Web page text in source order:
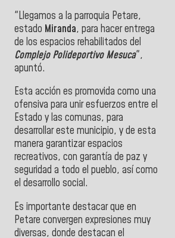
"Llegamos a la parroquia Petare,
estado Miranda, para hacer entrega
de los espacios rehabilitados del
Complejo Polideportivo Mesuca",
apuntó.
Esta acción es promovida como una
ofensiva para unir esfuerzos entre el
Estado y las comunas, para
desarrollar este municipio, y de esta
manera garantizar espacios
recreativos, con garantía de paz y
seguridad a todo el pueblo, así como
el desarrollo social.
Es importante destacar que en
Petare convergen expresiones muy
diversas, donde destacan el